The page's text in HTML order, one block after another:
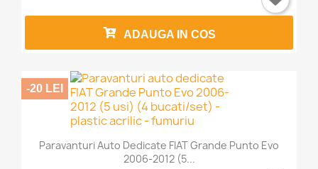
ADAUGA IN COS
Paravanturi Auto Dedicate FIAT Grande Punto Evo
2006-2012 (5...
-20 LEI